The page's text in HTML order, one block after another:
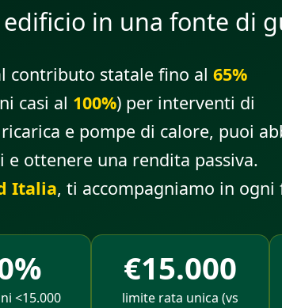
in una fonte di
contributo statale fino al 65%
casi al 100%) per interventi di
e pompe di calore, puoi
e ottenere una rendita passiva.
Italia, ti accompagniamo in ogni
<15.000
€15.000
limite rata unica (vs